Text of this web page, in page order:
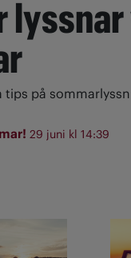
lyssnar
tips på
29 juni kl 14:39